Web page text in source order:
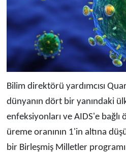
Bilim direktörü yardımcısı
dünyanın dört bir yanındaki
enfeksiyonları ve AIDS'e bağlı
üreme oranının 1'in altına
bir Birleşmiş Milletler